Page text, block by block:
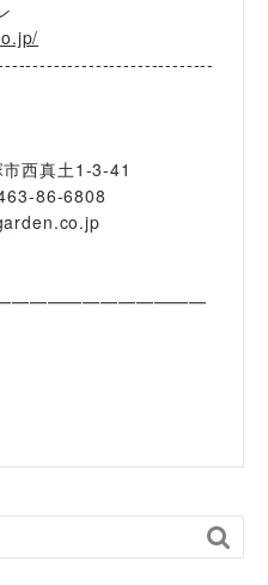
西真土1-3-41
86-6808
